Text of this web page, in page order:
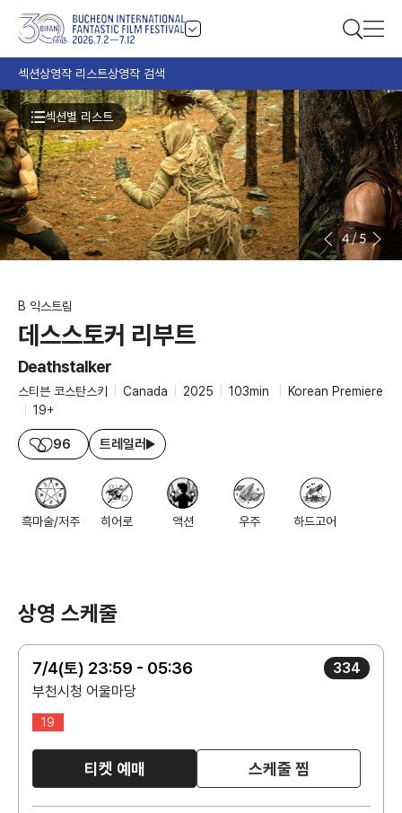
섹션상영작 리스트상영작 검색
4/5
B 익스트림
데스스토커 리부트
Deathstalker
스티븐 코스탄스키 Canada 2025 103min
Korean Premiere
19+
96 트레일러
섹션별 리스트
흑마술/저주 히어로 액션 우주 하드고어
상영 스케줄
7/4(토) 23:59 - 05:36
334
부천시청 어울마당
19
티켓 예매 스케줄 찜